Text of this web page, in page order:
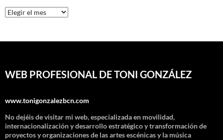
Archivos
WEB PROFESIONAL DE TONI GONZÁLEZ
www.tonigonzalezbcn.com
No dejéis de visitar mi web, especializada en movilidad,
internacionalización y desarrollo estratégico y transformación de
proyectos y organizaciones de las artes escénicas y la música